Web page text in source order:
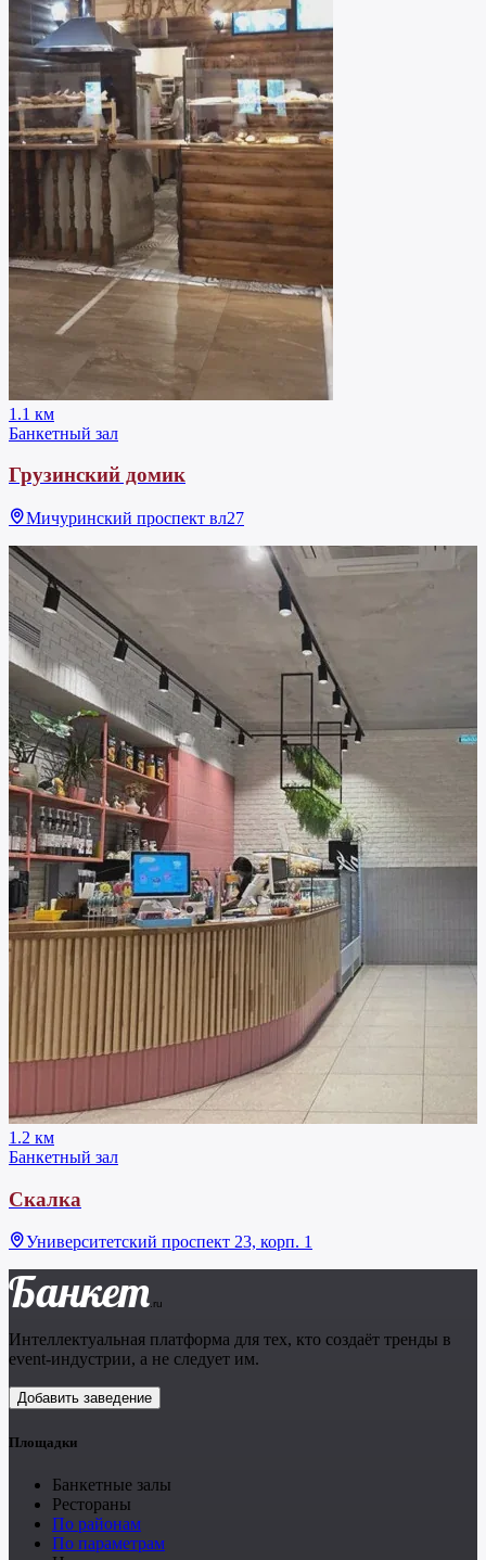
1.1 км
Банкетный зал
Грузинский домик
Мичуринский проспект вл27
1.2 км
Банкетный зал
Скалка
Университетский проспект 23, корп. 1
Банкет.ru
Интеллектуальная платформа для тех, кто создаёт тренды в
event-индустрии, а не следует им.
Добавить заведение
Площадки
Банкетные залы
Рестораны
По районам
По параметрам